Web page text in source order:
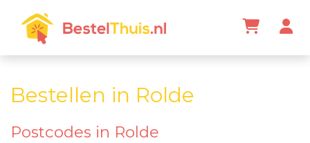
Bestellen in Rolde
Postcodes in Rolde